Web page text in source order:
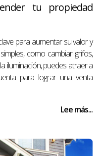
tu propiedad
para aumentar su valor y
como cambiar grifos,
iluminación, puedes atraer a
para lograr una venta
Lee más...